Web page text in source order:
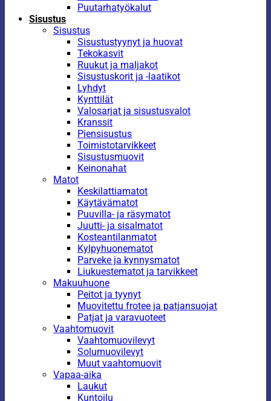
Puutarhatyökalut
Sisustus
Sisustus
Sisustustyynyt ja huovat
Tekokasvit
Ruukut ja maljakot
Sisustuskorit ja -laatikot
Lyhdyt
Kynttilät
Valosarjat ja sisustusvalot
Kranssit
Piensisustus
Toimistotarvikkeet
Sisustusmuovit
Keinonahat
Matot
Keskilattiamatot
Käytävämatot
Puuvilla- ja räsymatot
Juutti- ja sisalmatot
Kosteantilanmatot
Kylpyhuonematot
Parveke ja kynnysmatot
Liukuestematot ja tarvikkeet
Makuuhuone
Peitot ja tyynyt
Muovitettu frotee ja patjansuojat
Patjat ja varavuoteet
Vaahtomuovit
Vaahtomuovilevyt
Solumuovilevyt
Muut vaahtomuovit
Vapaa-aika
Laukut
Kuntoilu